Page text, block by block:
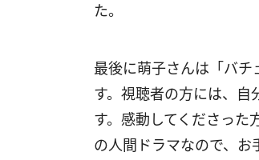
た。
最後に萌子さんは「バ
す。視聴者の方には、自
す。感動してくださった
の人間ドラマなので、